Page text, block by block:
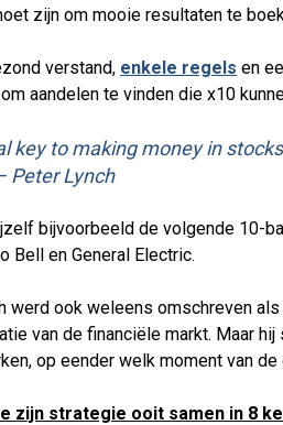
zijn om mooie resultaten te
verstand, enkele regels en
aandelen te vinden die x10
key to making money in
Peter Lynch
bijvoorbeeld de volgende 10-
Bell en General Electric.
werd ook weleens omschreven
van de financiële markt. Maar
op eender welk moment van de
zijn strategie ooit samen in 8